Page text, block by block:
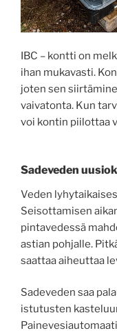
IBC – kontti on
ihan mukavasti.
joten sen
vaivatonta. Kun
voi kontin piilottaa
Sadeveden
Veden
Seisottamisen
pintavedessä
astian pohjalle.
saattaa aiheuttaa
Sadeveden saa
istutusten